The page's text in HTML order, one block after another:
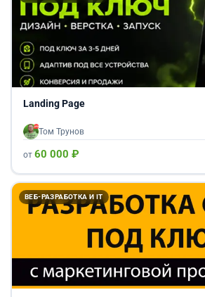
Landing Page
Том Трунов
от 60 000 ₽
ВЕБ-РАЗРАБОТКА И IT